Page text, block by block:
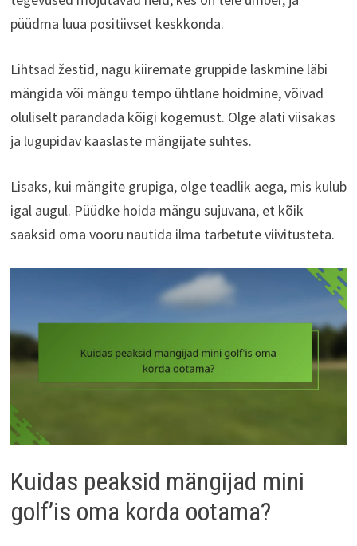
püüdma luua positiivset keskkonda.
Lihtsad žestid, nagu kiiremate gruppide laskmine läbi
mängida või mängu tempo ühtlane hoidmine, võivad
oluliselt parandada kõigi kogemust. Olge alati viisakas
ja lugupidav kaaslaste mängijate suhtes.
Lisaks, kui mängite grupiga, olge teadlik aega, mis kulub
igal augul. Püüdke hoida mängu sujuvana, et kõik
saaksid oma vooru nautida ilma tarbetute viivitusteta.
Kuidas peaksid mängijad mini
golf’is oma korda ootama?